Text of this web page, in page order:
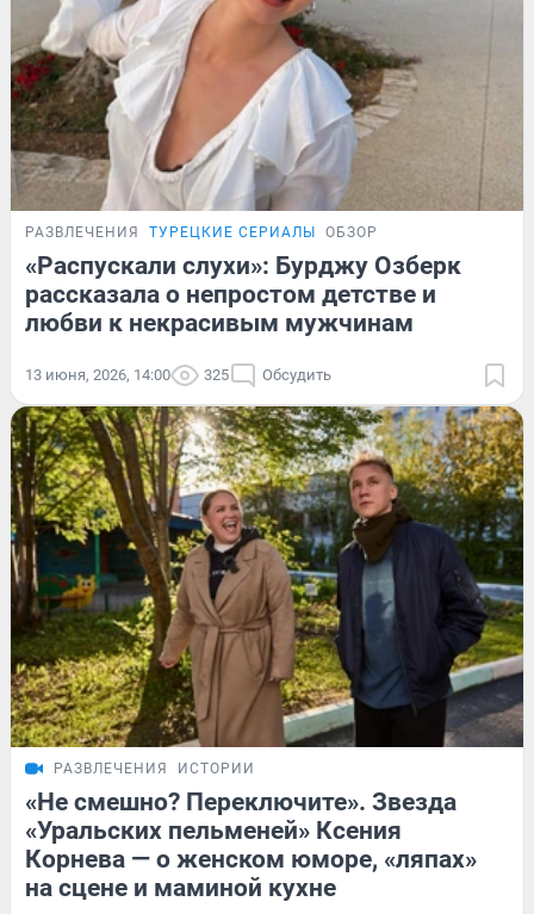
РАЗВЛЕЧЕНИЯ ТУРЕЦКИЕ СЕРИАЛЫ ОБЗОР
«Распускали слухи»: Бурджу Озберк
рассказала о непростом детстве и
любви к некрасивым мужчинам
13 июня, 2026, 14:00 325 Обсудить
РАЗВЛЕЧЕНИЯ ИСТОРИИ
«Не смешно? Переключите». Звезда
«Уральских пельменей» Ксения
Корнева — о женском юморе, «ляпах»
на сцене и маминой кухне